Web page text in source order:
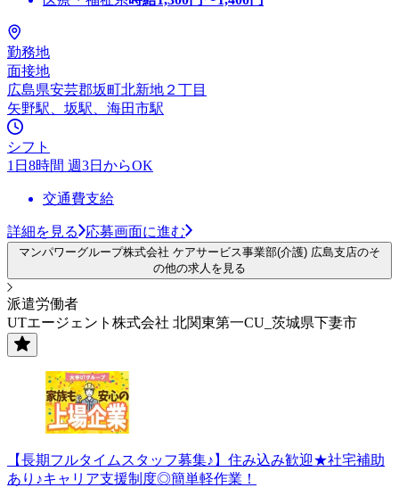
勤務地
面接地
広島県安芸郡坂町北新地２丁目
矢野駅、坂駅、海田市駅
シフト
1日8時間 週3日からOK
交通費支給
詳細を見る 応募画面に進む
マンパワーグループ株式会社 ケアサービス事業部(介護) 広島支店のそ
の他の求人を見る
派遣労働者
UTエージェント株式会社 北関東第一CU_茨城県下妻市
【長期フルタイムスタッフ募集♪】住み込み歓迎★社宅補助
あり♪キャリア支援制度◎簡単軽作業！